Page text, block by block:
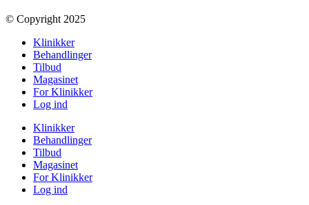
© Copyright 2025​
Klinikker
Behandlinger
Tilbud
Magasinet
For Klinikker
Log ind
Klinikker
Behandlinger
Tilbud
Magasinet
For Klinikker
Log ind